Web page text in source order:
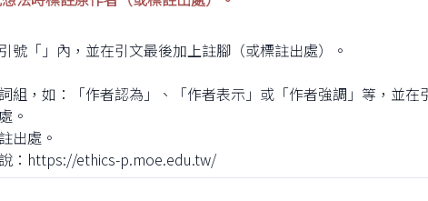
號「」內，並在引文最後加上註腳（或標註出處）。
組，如：「作者認為」、「作者表示」或「作者強調」等，並在
。
出處。
： https://ethics-p.moe.edu.tw/